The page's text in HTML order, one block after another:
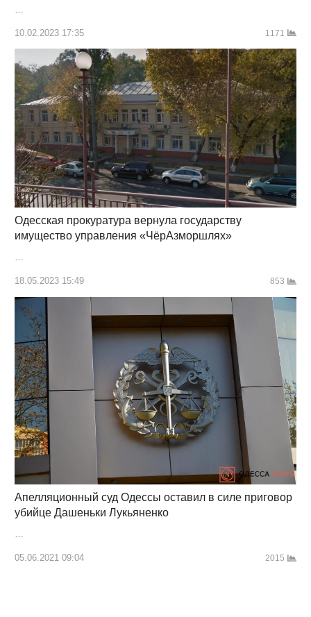
10.02.2023 17:35 1171
Одесская прокуратура вернула государству
имущество управления «ЧёрАзморшлях»
…
18.05.2023 15:49 853
Апелляционный суд Одессы оставил в силе приговор
убийце Дашеньки Лукьяненко
…
05.06.2021 09:04 2015